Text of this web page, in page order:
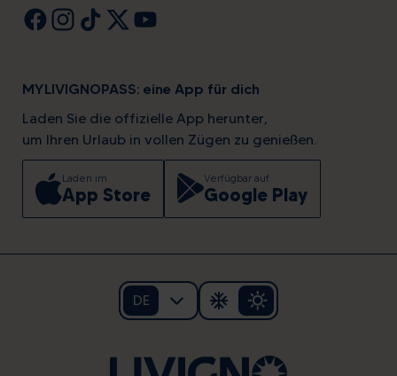
MYLIVIGNOPASS: eine App für dich
Laden Sie die offizielle App herunter,
um Ihren Urlaub in vollen Zügen zu genießen.
Laden im
App Store
Verfügbar auf
Google Play
DE